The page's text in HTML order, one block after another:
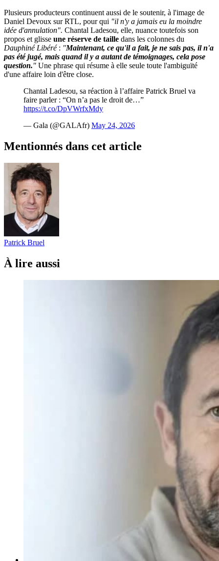
Plusieurs producteurs continuent aussi de le soutenir, à l'image de
Daniel Devoux sur RTL, pour qui "il n'y a jamais eu la moindre
idée d'annulation". Chantal Ladesou, elle, nuance toutefois son
propos et glisse une réserve de taille dans les colonnes du
Dauphiné Libéré: "Maintenant, ce qu'il a fait, je ne sais pas, il n'a
pas été jugé, mais quand il y a autant de témoignages, cela pose
question." Une phrase qui résume à elle seule toute l'ambiguïté
d'une affaire loin d'être close.
Chantal Ladesou, sa réaction à l’affaire Patrick Bruel va
faire parler : “On n’a pas le droit de…”
https://t.co/DpVWrfxMdy
— Gala (@GALAfr) May 24, 2026
Mentionnés dans cet article
Patrick Bruel
À lire aussi